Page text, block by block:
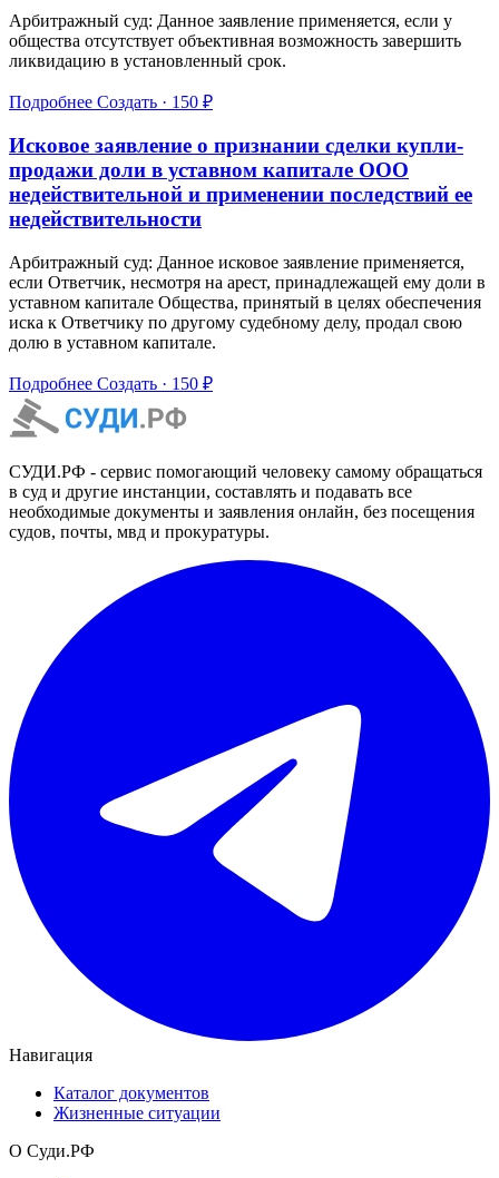
Арбитражный суд: Данное заявление применяется, если у
общества отсутствует объективная возможность завершить
ликвидацию в установленный срок.
Подробнее Создать · 150 ₽
Исковое заявление о признании сделки купли-
продажи доли в уставном капитале ООО
недействительной и применении последствий ее
недействительности
Арбитражный суд: Данное исковое заявление применяется,
если Ответчик, несмотря на арест, принадлежащей ему доли в
уставном капитале Общества, принятый в целях обеспечения
иска к Ответчику по другому судебному делу, продал свою
долю в уставном капитале.
Подробнее Создать · 150 ₽
СУДИ.РФ - сервис помогающий человеку самому обращаться
в суд и другие инстанции, составлять и подавать все
необходимые документы и заявления онлайн, без посещения
судов, почты, мвд и прокуратуры.
Навигация
Каталог документов
Жизненные ситуации
О Суди.РФ